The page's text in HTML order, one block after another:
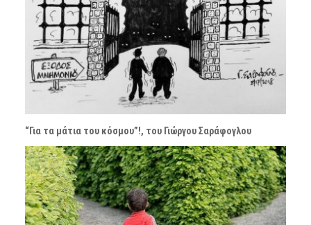
“Για τα μάτια του κόσμου”!, του Γιώργου Σαράφογλου